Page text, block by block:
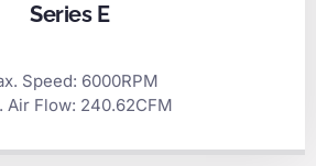
Series E
Speed: 6000RPM
Air Flow: 240.62CFM